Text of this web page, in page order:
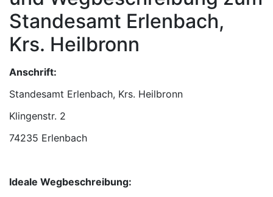
Standesamt Erlenbach,
Krs. Heilbronn
Anschrift:
Standesamt Erlenbach, Krs. Heilbronn
74235 Erlenbach
Ideale Wegbeschreibung: